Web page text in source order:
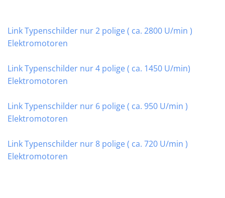
Link Typenschilder nur 2 polige ( ca. 2800 U/min )
Elektromotoren
Link Typenschilder nur 4 polige ( ca. 1450 U/min)
Elektromotoren
Link Typenschilder nur 6 polige ( ca. 950 U/min )
Elektromotoren
Link Typenschilder nur 8 polige ( ca. 720 U/min )
Elektromotoren